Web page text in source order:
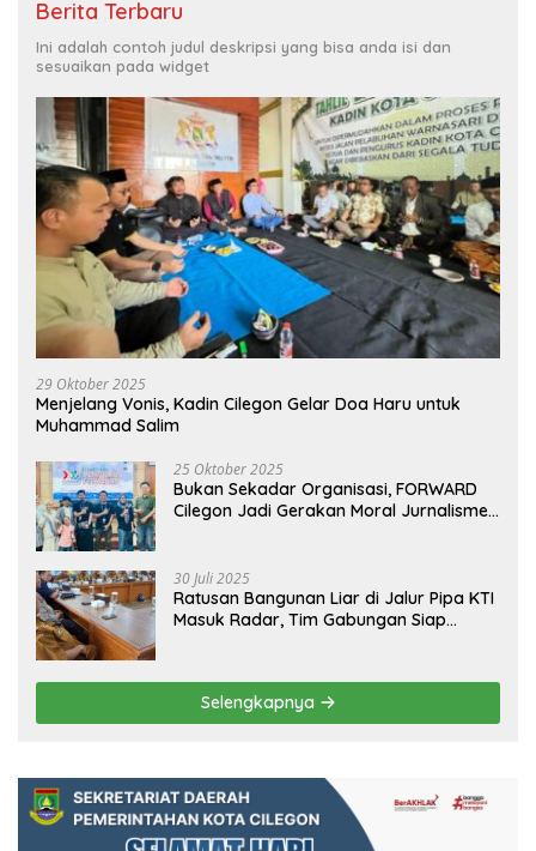
Berita Terbaru
Ini adalah contoh judul deskripsi yang bisa anda isi dan
sesuaikan pada widget
29 Oktober 2025
Menjelang Vonis, Kadin Cilegon Gelar Doa Haru untuk
Muhammad Salim
25 Oktober 2025
Bukan Sekadar Organisasi, FORWARD
Cilegon Jadi Gerakan Moral Jurnalisme
30 Juli 2025
Ratusan Bangunan Liar di Jalur Pipa KTI
Masuk Radar, Tim Gabungan Siap
Selengkapnya